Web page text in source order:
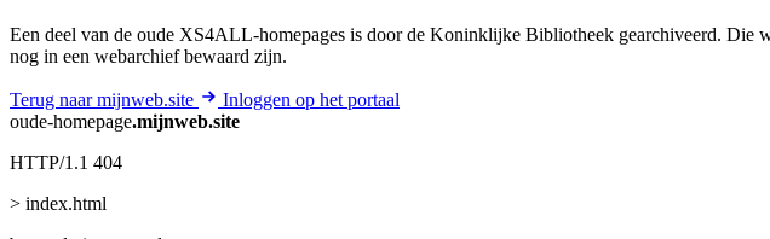
Een deel van de oude XS4ALL-homepages is door de Koninklijke Bibliotheek gearchiveerd. Die
nog in een webarchief bewaard zijn.
Terug naar mijnweb.site
Inloggen op het portaal
oude-homepage.mijnweb.site
HTTP/1.1 404
> index.html